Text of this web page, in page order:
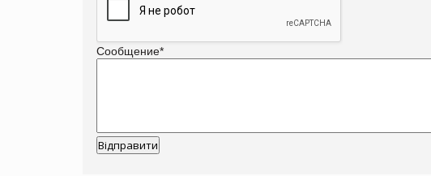
Сообщение*